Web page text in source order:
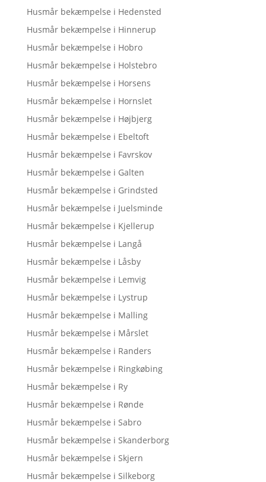
Husmår bekæmpelse i Hedensted
Husmår bekæmpelse i Hinnerup
Husmår bekæmpelse i Hobro
Husmår bekæmpelse i Holstebro
Husmår bekæmpelse i Horsens
Husmår bekæmpelse i Hornslet
Husmår bekæmpelse i Højbjerg
Husmår bekæmpelse i Ebeltoft
Husmår bekæmpelse i Favrskov
Husmår bekæmpelse i Galten
Husmår bekæmpelse i Grindsted
Husmår bekæmpelse i Juelsminde
Husmår bekæmpelse i Kjellerup
Husmår bekæmpelse i Langå
Husmår bekæmpelse i Låsby
Husmår bekæmpelse i Lemvig
Husmår bekæmpelse i Lystrup
Husmår bekæmpelse i Malling
Husmår bekæmpelse i Mårslet
Husmår bekæmpelse i Randers
Husmår bekæmpelse i Ringkøbing
Husmår bekæmpelse i Ry
Husmår bekæmpelse i Rønde
Husmår bekæmpelse i Sabro
Husmår bekæmpelse i Skanderborg
Husmår bekæmpelse i Skjern
Husmår bekæmpelse i Silkeborg